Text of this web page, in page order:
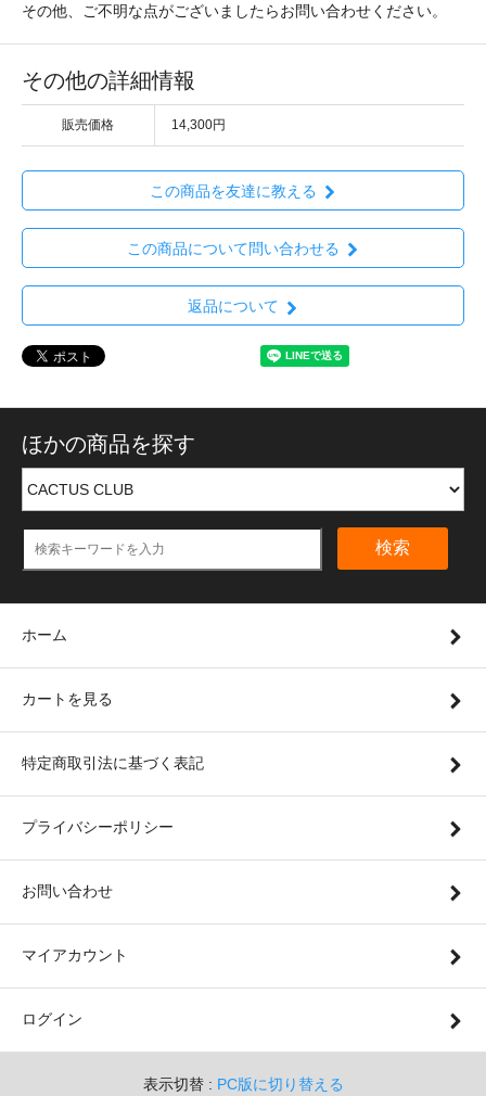
その他、ご不明な点がございましたらお問い合わせください。
その他の詳細情報
販売価格 14,300円
この商品を友達に教える
この商品について問い合わせる
返品について
ほかの商品を探す
検索
ホーム
カートを見る
特定商取引法に基づく表記
プライバシーポリシー
お問い合わせ
マイアカウント
ログイン
表示切替 : PC版に切り替える